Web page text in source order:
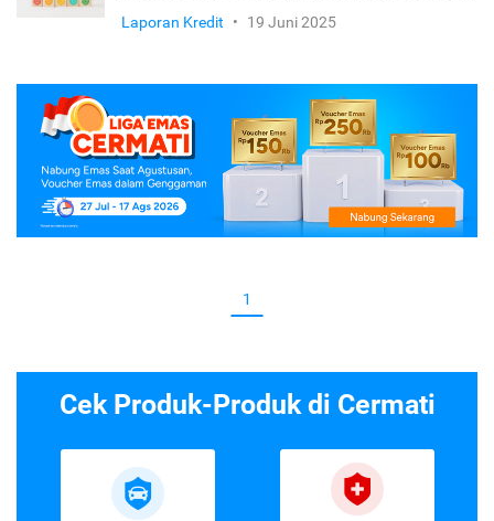
Laporan Kredit • 19 Juni 2025
1
Cek Produk-Produk di Cermati